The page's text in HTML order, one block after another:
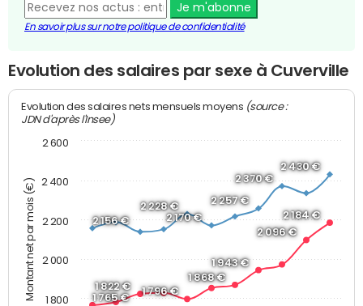
Je m'abonne
En savoir plus sur notre politique de confidentialité
Evolution des salaires par sexe à Cuverville
Montant net par mois (€)
Evolution des salaires nets mensuels moyens (source :
JDN d'après l'Insee)
1 765 €
1 822 € 1 796 €
1 868 €
1 943 €
2 096 €
2 184 €
2 156 €
2 228 €
2 170 €
2 257 €
2 370 €
2 430 €
1 800
2 000
2 200
2 400
2 600